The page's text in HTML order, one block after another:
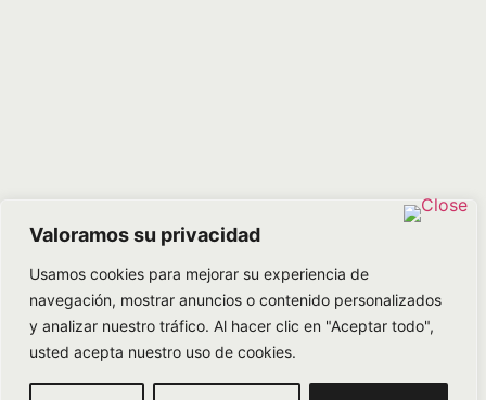
Valoramos su privacidad
Usamos cookies para mejorar su experiencia de
navegación, mostrar anuncios o contenido personalizados
y analizar nuestro tráfico. Al hacer clic en "Aceptar todo",
usted acepta nuestro uso de cookies.